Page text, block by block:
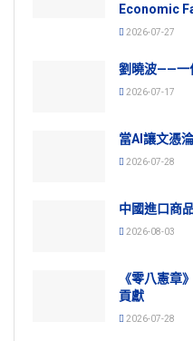
Economic
2026-07-27
劉曉波——一
2026-07-17
當AI讓文憑
2026-07-28
中國進口商
2026-08-03
《零八憲章
貢獻
2026-07-28